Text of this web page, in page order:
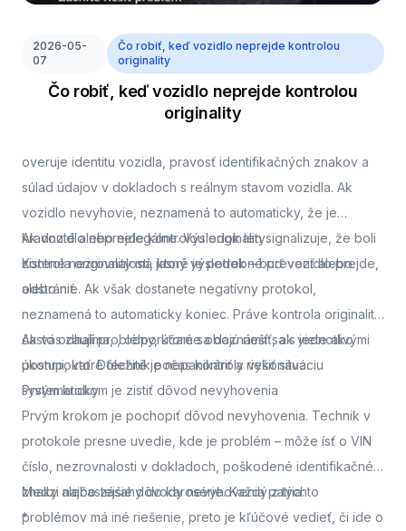
2026-05-
07
Čo robiť, keď vozidlo neprejde kontrolou
originality
Čo robiť, keď vozidlo neprejde kontrolou
originality
overuje identitu vozidla, pravosť identifikačných znakov a
súlad údajov v dokladoch s reálnym stavom vozidla. Ak
vozidlo nevyhovie, neznamená to automaticky, že je
kradnuté alebo nelegálne. Výsledok len signalizuje, že boli
zistené nezrovnalosti, ktoré je potrebné preveriť alebo
odstrániť.
Ak vozidlo neprejde kontrolou originality
Kontrola originality má jasný výsledok – buď vozidlo prejde,
alebo nie. Ak však dostanete negatívny protokol,
neznamená to automaticky koniec. Práve kontrola originality
často odhalí problémy, ktoré sa dajú riešiť, ak viete ako
postupovať. Dôležité je nepanikáriť a riešiť situáciu
systematicky.
Ak vás zaujíma,, odporúčame oboznámiť sa s jednotlivými
úkonmi, ktoré technik počas kontroly vykonáva.
Prvým krokom je zistiť dôvod nevyhovenia
Prvým krokom je pochopiť dôvod nevyhovenia. Technik v
protokole presne uvedie, kde je problém – môže ísť o VIN
číslo, nezrovnalosti v dokladoch, poškodené identifikačné
znaky alebo zásahy do karosérie. Každý z týchto
problémov má iné riešenie, preto je kľúčové vedieť, či ide o
Medzi najčastejšie dôvody nevyhovenia patria:
*